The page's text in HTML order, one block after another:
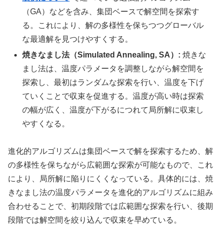
（GA）などを含み、集団ベースで解空間を探索す
る。これにより、解の多様性を保ちつつグローバル
な最適解を見つけやすくする。
焼きなまし法（Simulated Annealing, SA）: 焼きな
まし法は、温度パラメータを調整しながら解空間を
探索し、最初はランダムな探索を行い、温度を下げ
ていくことで収束を促進する。温度が高い時は探索
の幅が広く、温度が下がるにつれて局所解に収束し
やすくなる。
進化的アルゴリズムは集団ベースで解を探索するため、解
の多様性を保ちながら広範囲な探索が可能なもので、これ
により、局所解に陥りにくくなっている。具体的には、焼
きなまし法の温度パラメータを進化的アルゴリズムに組み
合わせることで、初期段階では広範囲な探索を行い、後期
段階では解空間を絞り込んで収束を早めている。